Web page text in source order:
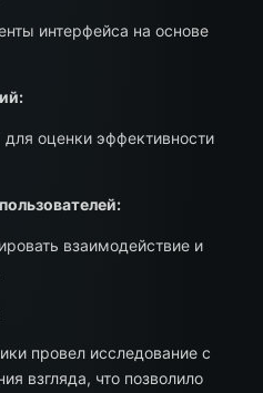
интерфейса на основе
оценки эффективности
взаимодействие и
провел исследование с
взгляда, что позволило